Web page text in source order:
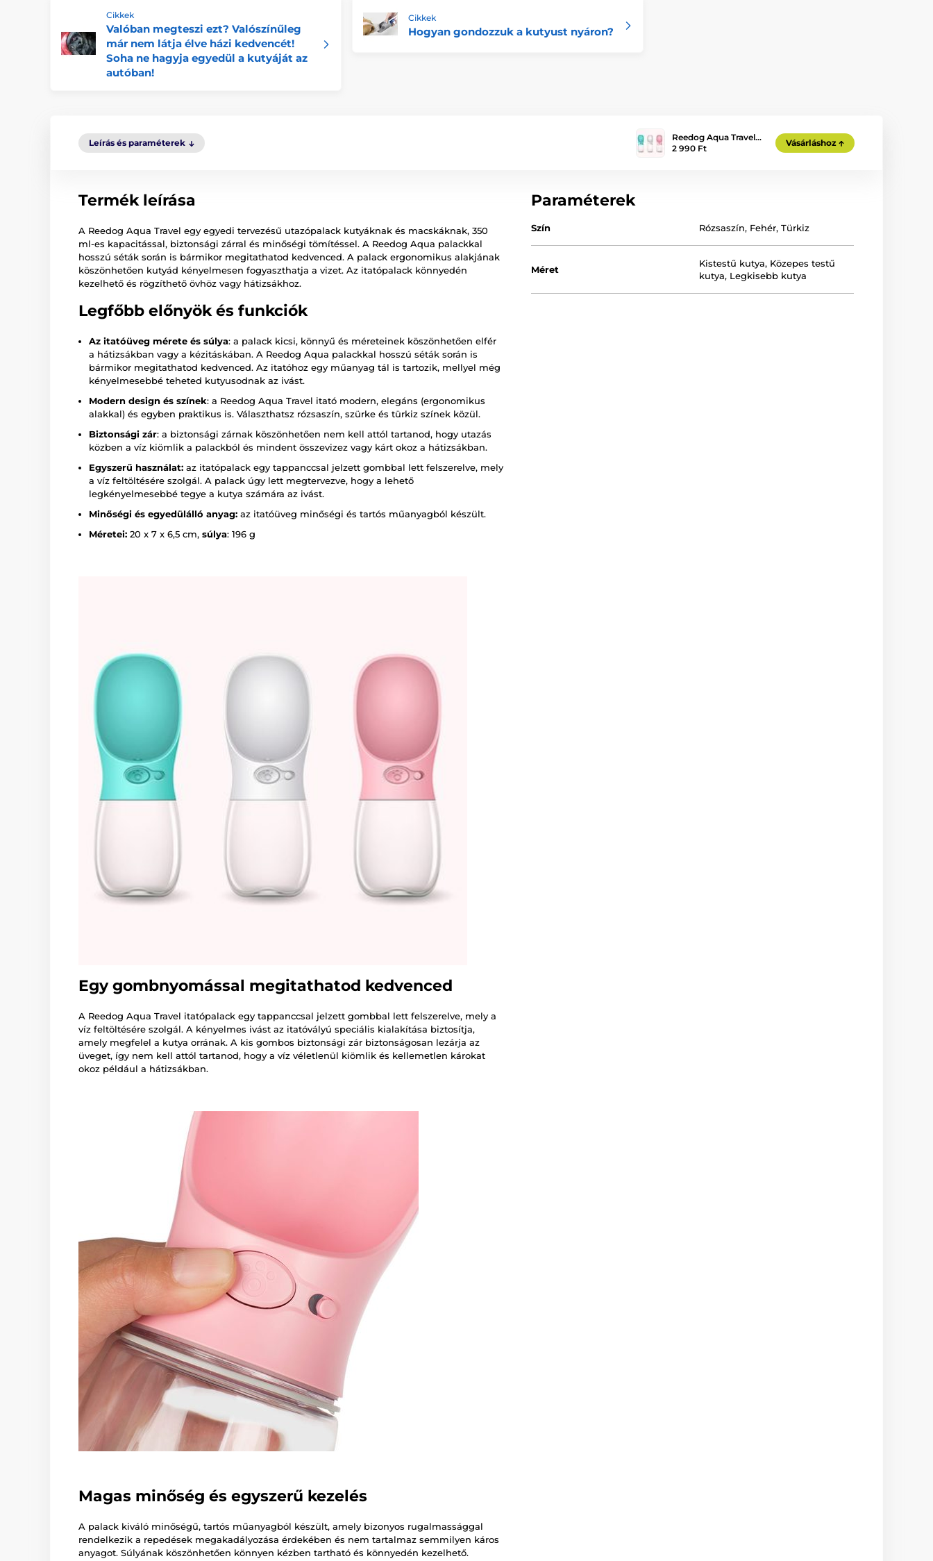
Cikkek
Valóban megteszi ezt? Valószínűleg
már nem látja élve házi kedvencét!
Soha ne hagyja egyedül a kutyáját az
autóban!
Cikkek
Hogyan gondozzuk a kutyust nyáron?
Leírás és paraméterek
Reedog Aqua Travel…
2 990 Ft
Vásárláshoz
Termék leírása
A Reedog Aqua Travel egy egyedi tervezésű utazópalack kutyáknak és macskáknak, 350
ml-es kapacitással, biztonsági zárral és minőségi tömítéssel. A Reedog Aqua palackkal
hosszú séták során is bármikor megitathatod kedvenced. A palack ergonomikus alakjának
köszönhetően kutyád kényelmesen fogyaszthatja a vizet. Az itatópalack könnyedén
kezelhető és rögzíthető övhöz vagy hátizsákhoz.
Legfőbb előnyök és funkciók
Az itatóüveg mérete és súlya: a palack kicsi, könnyű és méreteinek köszönhetően elfér
a hátizsákban vagy a kézitáskában. A Reedog Aqua palackkal hosszú séták során is
bármikor megitathatod kedvenced. Az itatóhoz egy műanyag tál is tartozik, mellyel még
kényelmesebbé teheted kutyusodnak az ivást.
Modern design és színek: a Reedog Aqua Travel itató modern, elegáns (ergonomikus
alakkal) és egyben praktikus is. Választhatsz rózsaszín, szürke és türkiz színek közül.
Biztonsági zár: a biztonsági zárnak köszönhetően nem kell attól tartanod, hogy utazás
közben a víz kiömlik a palackból és mindent összevizez vagy kárt okoz a hátizsákban.
Egyszerű használat: az itatópalack egy tappanccsal jelzett gombbal lett felszerelve, mely
a víz feltöltésére szolgál. A palack úgy lett megtervezve, hogy a lehető
legkényelmesebbé tegye a kutya számára az ivást.
Minőségi és egyedülálló anyag: az itatóüveg minőségi és tartós műanyagból készült.
Méretei: 20 x 7 x 6,5 cm, súlya: 196 g
Egy gombnyomással megitathatod kedvenced
A Reedog Aqua Travel itatópalack egy tappanccsal jelzett gombbal lett felszerelve, mely a
víz feltöltésére szolgál. A kényelmes ivást az itatóvályú speciális kialakítása biztosítja,
amely megfelel a kutya orrának. A kis gombos biztonsági zár biztonságosan lezárja az
üveget, így nem kell attól tartanod, hogy a víz véletlenül kiömlik és kellemetlen károkat
okoz például a hátizsákban.
Magas minőség és egyszerű kezelés
A palack kiváló minőségű, tartós műanyagból készült, amely bizonyos rugalmassággal
rendelkezik a repedések megakadályozása érdekében és nem tartalmaz semmilyen káros
anyagot. Súlyának köszönhetően könnyen kézben tartható és könnyedén kezelhető.
Paraméterek
Szín Rózsaszín, Fehér,Türkiz
Méret
Kistestű kutya, Közepes testű
kutya, Legkisebb kutya